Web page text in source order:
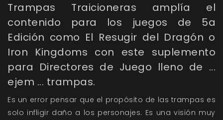
Trampas Traicioneras amplía el
contenido para los juegos de 5a
Edición como El Resugir del Dragón o
Iron Kingdoms con este suplemento
para Directores de Juego lleno de ...
ejem ... trampas.
Es un error pensar que el propósito de las trampas es
solo infligir daño a los personajes. Es una visión muy